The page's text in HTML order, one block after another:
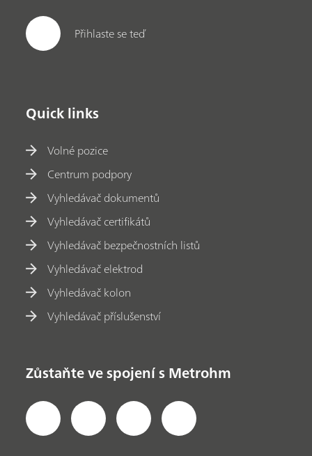
Přihlaste se teď
Quick links
Volné pozice
Centrum podpory
Vyhledávač dokumentů
Vyhledávač certifikátů
Vyhledávač bezpečnostních listů
Vyhledávač elektrod
Vyhledávač kolon
Vyhledávač příslušenství
Zůstaňte ve spojení s Metrohm